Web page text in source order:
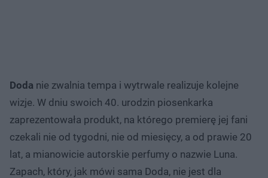
Doda nie zwalnia tempa i wytrwale realizuje kolejne
wizje. W dniu swoich 40. urodzin piosenkarka
zaprezentowała produkt, na którego premierę jej fani
czekali nie od tygodni, nie od miesięcy, a od prawie 20
lat, a mianowicie autorskie perfumy o nazwie Luna.
Zapach, który, jak mówi sama Doda, nie jest dla